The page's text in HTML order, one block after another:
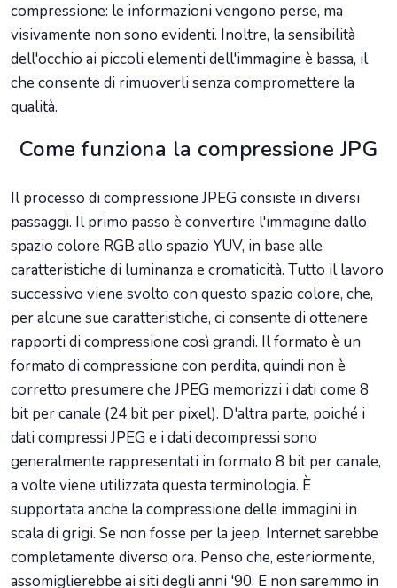
compressione: le informazioni vengono perse, ma
visivamente non sono evidenti. Inoltre, la sensibilità
dell'occhio ai piccoli elementi dell'immagine è bassa, il
che consente di rimuoverli senza compromettere la
qualità.
Come funziona la compressione JPG
Il processo di compressione JPEG consiste in diversi
passaggi. Il primo passo è convertire l'immagine dallo
spazio colore RGB allo spazio YUV, in base alle
caratteristiche di luminanza e cromaticità. Tutto il lavoro
successivo viene svolto con questo spazio colore, che,
per alcune sue caratteristiche, ci consente di ottenere
rapporti di compressione così grandi. Il formato è un
formato di compressione con perdita, quindi non è
corretto presumere che JPEG memorizzi i dati come 8
bit per canale (24 bit per pixel). D'altra parte, poiché i
dati compressi JPEG e i dati decompressi sono
generalmente rappresentati in formato 8 bit per canale,
a volte viene utilizzata questa terminologia. È
supportata anche la compressione delle immagini in
scala di grigi. Se non fosse per la jeep, Internet sarebbe
completamente diverso ora. Penso che, esteriormente,
assomiglierebbe ai siti degli anni '90. E non saremmo in